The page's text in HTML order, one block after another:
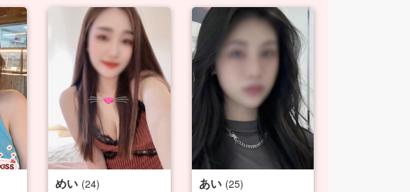
めい (24) あい (25)